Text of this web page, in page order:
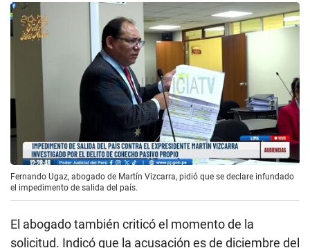
Fernando Ugaz, abogado de Martín Vizcarra, pidió que se declare infundado
el impedimento de salida del país.
El abogado también criticó el momento de la
solicitud. Indicó que la acusación es de diciembre del